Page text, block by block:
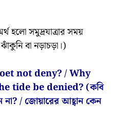
সমুদ্রযাত্রার সময়
বা নড়াচড়া।)
not deny? / Why
tide be denied? (কবি
না? / জোয়ারের আহ্বান কেন